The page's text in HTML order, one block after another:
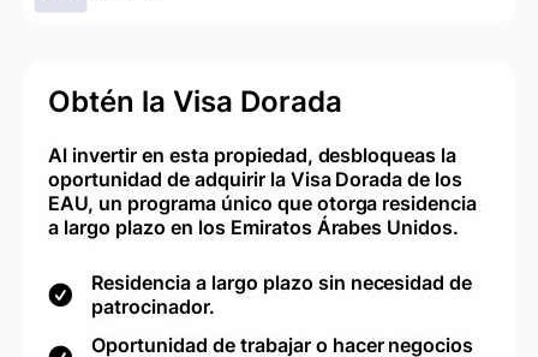
Obtén la Visa Dorada
Al invertir en esta propiedad, desbloqueas la
oportunidad de adquirir la Visa Dorada de los
EAU, un programa único que otorga residencia
a largo plazo en los Emiratos Árabes Unidos.
Residencia a largo plazo sin necesidad de
patrocinador.
Oportunidad de trabajar o hacer negocios